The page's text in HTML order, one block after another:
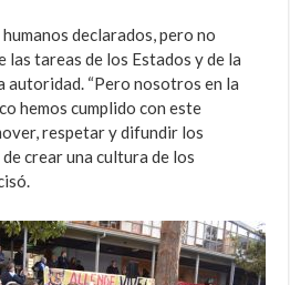
declarados, pero no
las tareas de los Estados y de la
autoridad. “Pero nosotros en la
hemos cumplido con este
respetar y difundir los
crear una cultura de los